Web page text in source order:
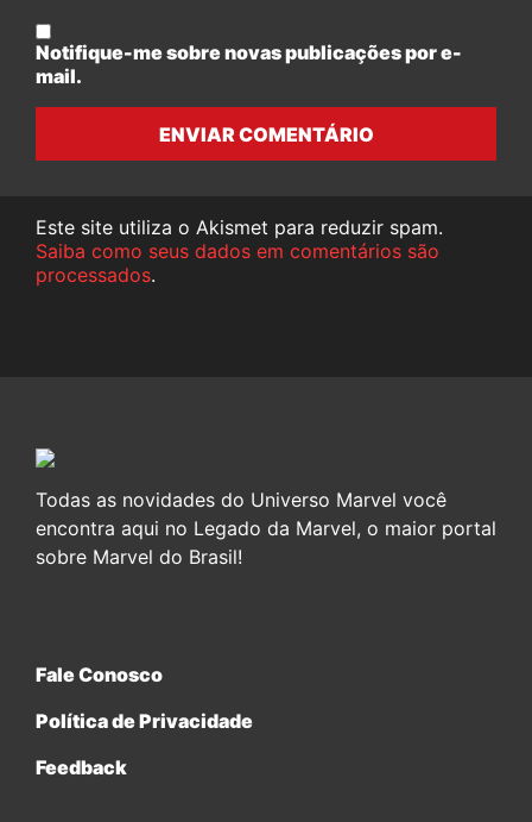
Notifique-me sobre novas publicações por e-
mail.
ENVIAR COMENTÁRIO
Este site utiliza o Akismet para reduzir spam.
Saiba como seus dados em comentários são
processados.
Todas as novidades do Universo Marvel você
encontra aqui no Legado da Marvel, o maior portal
sobre Marvel do Brasil!
Fale Conosco
Política de Privacidade
Feedback